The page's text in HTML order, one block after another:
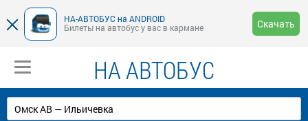
НА-АВТОБУС на ANDROID
Билеты на автобус у вас в кармане
Скачать
НА АВТОБУС